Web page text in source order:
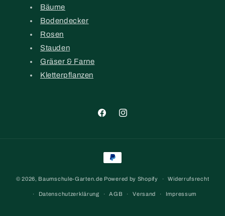
Bäume
Bodendecker
Rosen
Stauden
Gräser & Farne
Kletterpflanzen
FacebookInstagram
Zahlungsmethoden
© 2026, Baumschule-Garten.de Powered by Shopify Widerrufsrecht
Datenschutzerklärung AGB Versand Impressum